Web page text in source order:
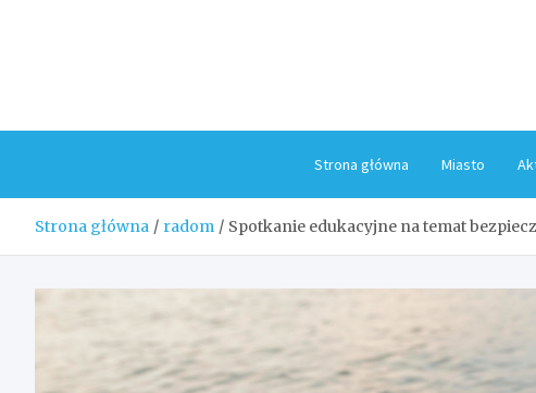
Strona główna Miasto
Strona główna radom Spotkanie edukacyjne na temat